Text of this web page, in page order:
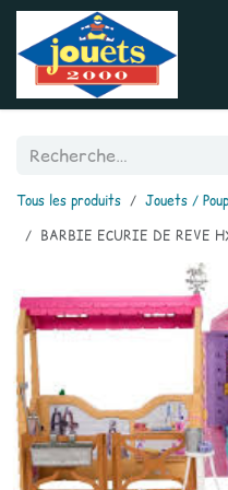
Se rendre au contenu
Tous les produits
Jouets /
BARBIE ECURIE DE REVE